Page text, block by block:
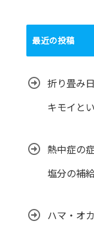
最近の投稿
折り畳み
キモイと
熱中症の
塩分の補
ハマ・オ